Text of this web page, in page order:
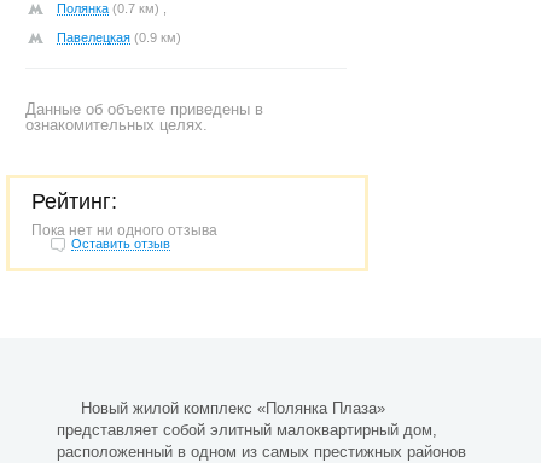
Полянка (0.7 км) ,
Павелецкая (0.9 км)
Данные об объекте приведены в
ознакомительных целях.
Рейтинг:
Пока нет ни одного отзыва
Оставить отзыв
Новый жилой комплекс «Полянка Плаза»
представляет собой элитный малоквартирный дом,
расположенный в одном из самых престижных районов